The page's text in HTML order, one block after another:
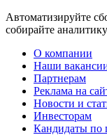
Автоматизируйте
собирайте
О компании
Наши
Партнерам
Реклама на
Новости и
Инвесторам
Кандидаты по